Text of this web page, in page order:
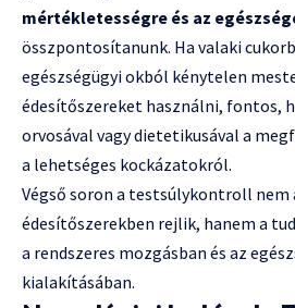
mértékletességre és az
összpontosítanunk. Ha valaki
egészségügyi okból kénytelen
édesítőszereket használni, fontos,
orvosával vagy dietetikusával a
a lehetséges kockázatokról.
Végső soron a testsúlykontroll nem
édesítőszerekben rejlik, hanem a
a rendszeres mozgásban és az
kialakításában.